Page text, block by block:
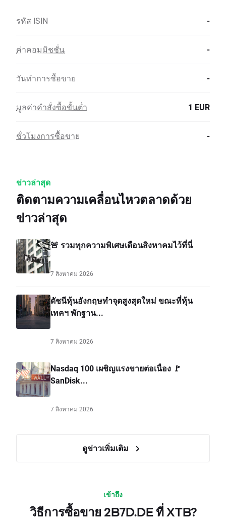
รหัส ISIN -
ค่าคอมมิชชั่น -
วันทำการซื้อขาย -
มูลค่าคำสั่งซื้อขั้นต่ำ 1 EUR
ชั่วโมงการซื้อขาย -
ข่าวล่าสุด
ติดตามความเคลื่อนไหวตลาดด้วย
ข่าวล่าสุด
🚨 รวมทุกความพิเศษเดือนสิงหาคมไว้ที่นี่
7 สิงหาคม 2026
ดัชนีหุ้นอังกฤษทำจุดสูงสุดใหม่ ขณะที่หุ้น
เทคฯ พักฐาน...
7 สิงหาคม 2026
Nasdaq 100 เผชิญแรงขายต่อเนื่อง 🚩
SanDisk...
7 สิงหาคม 2026
ดูข่าวเพิ่มเติม
เข้าถึง
วิธีการซื้อขาย 2B7D.DE ที่ XTB?